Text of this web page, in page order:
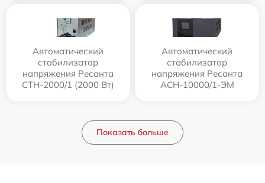
Автоматический
стабилизатор
напряжения Ресанта
СТН-2000/1 (2000 Вт)
Автоматический
стабилизатор
напряжения Ресанта
АСН-10000/1-ЭМ
Показать больше